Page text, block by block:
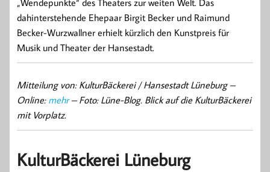
dahinterstehende Ehepaar Birgit Becker und Raimund
Becker-Wurzwallner erhielt kürzlich den Kunstpreis für
Musik und Theater der Hansestadt.
Mitteilung von: KulturBäckerei / Hansestadt Lüneburg –
Online: mehr– Foto: Lüne-Blog. Blick auf die KulturBäckerei
mit Vorplatz.
KulturBäckerei Lüneburg